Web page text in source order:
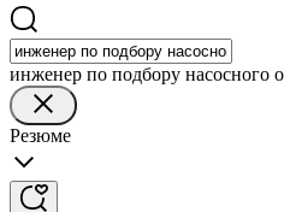
инженер по подбору насосного
Резюме